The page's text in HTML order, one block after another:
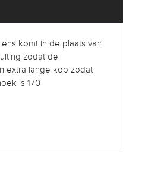
komt in de plaats van
zodat de
extra lange kop zodat
is 170